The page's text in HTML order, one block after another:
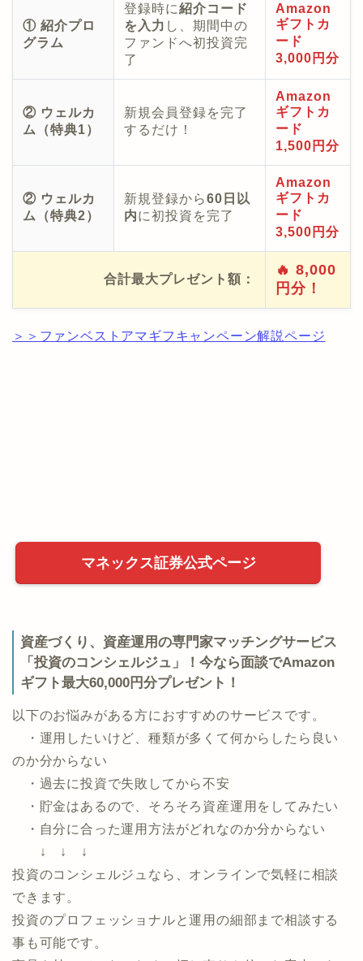
① 紹介プロ
グラム
登録時に紹介コード
を入力 し、期間中の
ファンドへ初投資完
了
Amazon
ギフトカ
ード
3,000円分
② ウェルカ
ム（特典1）
新規会員登録を完了
するだけ！
Amazon
ギフトカ
ード
1,500円分
② ウェルカ
ム（特典2）
新規登録から60日以
内に初投資を完了
Amazon
ギフトカ
ード
3,500円分
合計最大プレゼント額：
🔥 8,000
円分！
＞＞ファンベストアマギフキャンペーン解説ページ
マネックス証券公式ページ
資産づくり、資産運用の専門家マッチングサービス
「投資のコンシェルジュ」！今なら面談でAmazon
ギフト最大60,000円分プレゼント！
以下のお悩みがある方におすすめのサービスです。
・運用したいけど、種類が多くて何からしたら良い
のか分からない
・過去に投資で失敗してから不安
・貯金はあるので、そろそろ資産運用をしてみたい
・自分に合った運用方法がどれなのか分からない
↓ ↓ ↓
投資のコンシェルジュなら、オンラインで気軽に相談
できます。
投資のプロフェッショナルと運用の細部まで相談する
事も可能です。